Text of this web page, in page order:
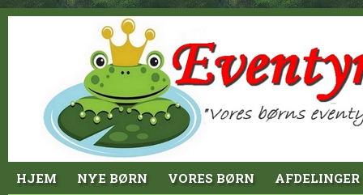
Jump to Content
HJEM NYE BØRN VORES BØRN AFDELINGER